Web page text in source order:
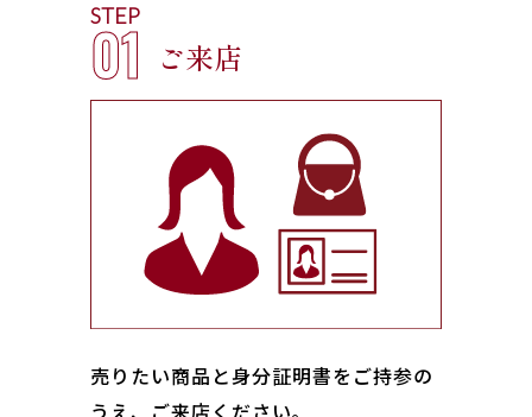
STEP
01 ご来店
売りたい商品と身分証明書をご持参の
うえ、ご来店ください｡